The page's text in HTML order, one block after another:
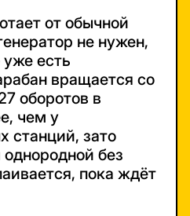
от обычной
не нужен,
есть
вращается со
оборотов в
чем у
станций, зато
без
пока ждёт